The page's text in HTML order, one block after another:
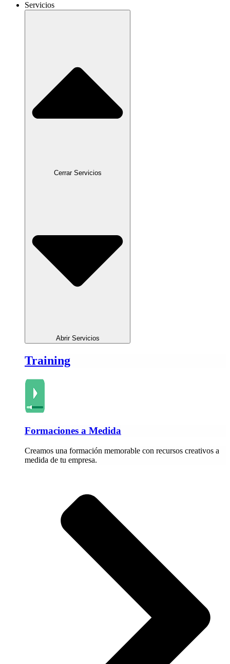
Servicios
Cerrar Servicios
Abrir Servicios
Training
Formaciones a Medida
Creamos una formación memorable con recursos creativos a
medida de tu empresa.